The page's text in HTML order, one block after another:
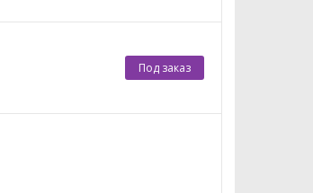
Под заказ